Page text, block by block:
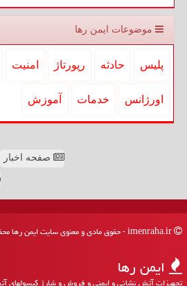
موضوعات ایمن رها
پلیس حادثه رپورتاژ امنیت
اورژانس خدمات آموزش
صفحه اخبار
ایمن رها